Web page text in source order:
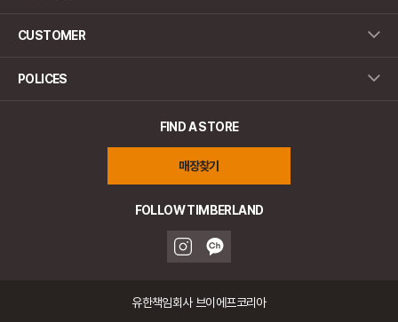
CUSTOMER
POLICES
FIND A STORE
매장찾기
FOLLOW TIMBERLAND
유한책임회사 브이에프코리아